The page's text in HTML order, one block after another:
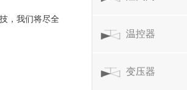
，我们将尽全
温控器
变压器